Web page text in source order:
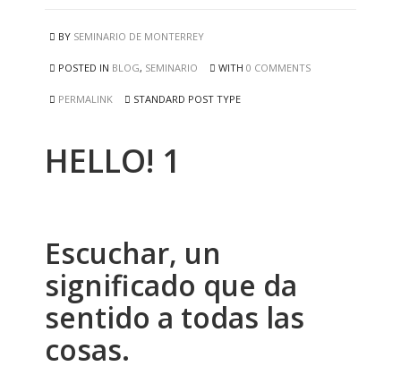
BY SEMINARIO DE MONTERREY
POSTED IN BLOG, SEMINARIO WITH 0 COMMENTS
PERMALINK STANDARD POST TYPE
HELLO! 1
Escuchar, un
significado que da
sentido a todas las
cosas.